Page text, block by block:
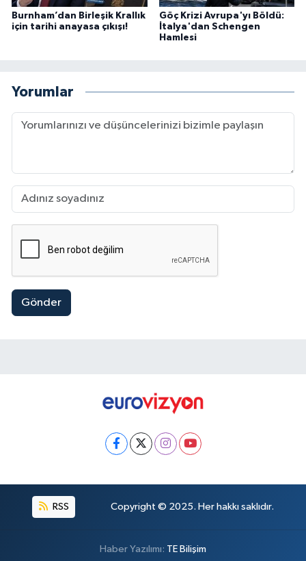
Burnham’dan Birleşik Krallık
için tarihi anayasa çıkışı!
Göç Krizi Avrupa'yı Böldü:
İtalya'dan Schengen
Hamlesi
Yorumlar
Gönder
RSS Copyright © 2025. Her hakkı saklıdır.
Haber Yazılımı: TE Bilişim